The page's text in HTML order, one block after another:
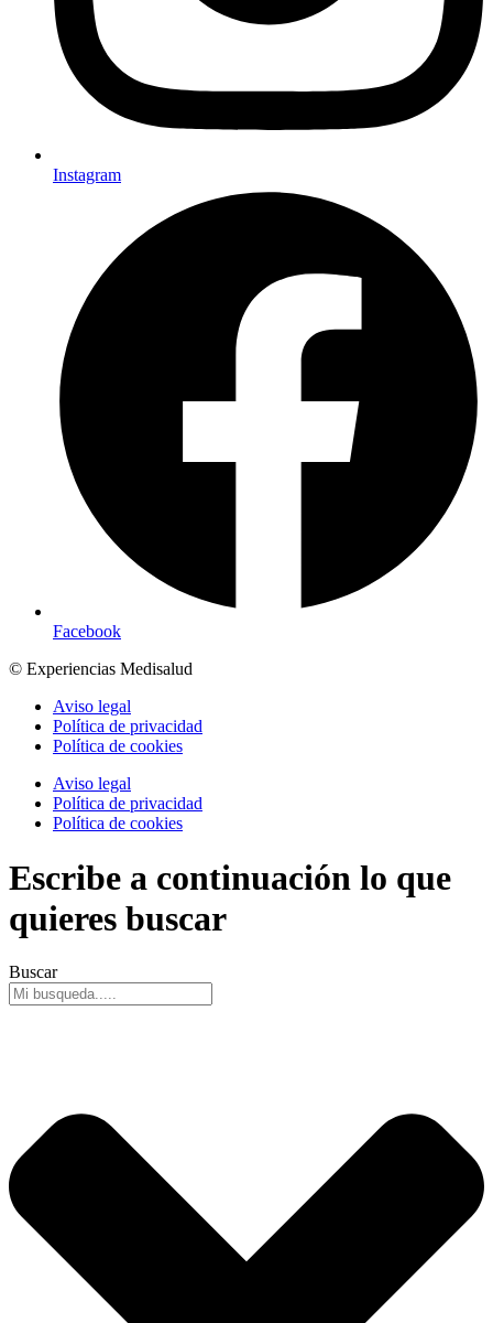
Instagram
Facebook
© Experiencias Medisalud
Aviso legal
Política de privacidad
Política de cookies
Aviso legal
Política de privacidad
Política de cookies
Escribe a continuación lo que
quieres buscar
Buscar